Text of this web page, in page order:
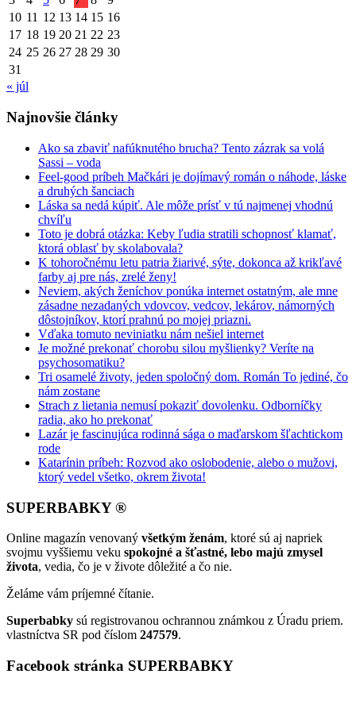
10 11 12 13 14 15 16
17 18 19 20 21 22 23
24 25 26 27 28 29 30
31
« júl
Najnovšie články
Ako sa zbaviť nafúknutého brucha? Tento zázrak sa volá
Sassi – voda
Feel-good príbeh Mačkári je dojímavý román o náhode, láske
a druhých šanciach
Láska sa nedá kúpiť. Ale môže prísť v tú najmenej vhodnú
chvíľu
Toto je dobrá otázka: Keby ľudia stratili schopnosť klamať,
ktorá oblasť by skolabovala?
K tohoročnému letu patria žiarivé, sýte, dokonca až krikľavé
farby aj pre nás, zrelé ženy!
Neviem, akých ženíchov ponúka internet ostatným, ale mne
zásadne nezadaných vdovcov, vedcov, lekárov, námorných
dôstojníkov, ktorí prahnú po mojej priazni.
Vďaka tomuto neviniatku nám nešiel internet
Je možné prekonať chorobu silou myšlienky? Veríte na
psychosomatiku?
Tri osamelé životy, jeden spoločný dom. Román To jediné, čo
nám zostane
Strach z lietania nemusí pokaziť dovolenku. Odborníčky
radia, ako ho prekonať
Lazár je fascinujúca rodinná sága o maďarskom šľachtickom
rode
Katarínin príbeh: Rozvod ako oslobodenie, alebo o mužovi,
ktorý vedel všetko, okrem života!
SUPERBABKY ®
Online magazín venovaný všetkým ženám, ktoré sú aj napriek
svojmu vyššiemu veku spokojné a šťastné, lebo majú zmysel
života, vedia, čo je v živote dôležité a čo nie.
Želáme vám príjemné čítanie.
Superbabky sú registrovanou ochrannou známkou z Úradu priem.
vlastníctva SR pod číslom 247579.
Facebook stránka SUPERBABKY